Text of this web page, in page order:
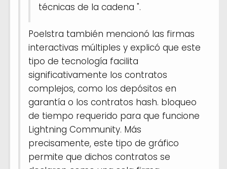
técnicas de la cadena ".
Poelstra también mencionó las firmas
interactivas múltiples y explicó que este
tipo de tecnología facilita
significativamente los contratos
complejos, como los depósitos en
garantía o los contratos hash. bloqueo
de tiempo requerido para que funcione
Lightning Community. Más
precisamente, este tipo de gráfico
permite que dichos contratos se